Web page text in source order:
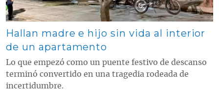
Hallan madre e hijo sin vida al interior
de un apartamento
Lo que empezó como un puente festivo de descanso
terminó convertido en una tragedia rodeada de
incertidumbre.